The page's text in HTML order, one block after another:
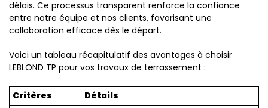
délais. Ce processus transparent renforce la confiance
entre notre équipe et nos clients, favorisant une
collaboration efficace dès le départ.
Voici un tableau récapitulatif des avantages à choisir
LEBLOND TP pour vos travaux de terrassement :
Critères Détails